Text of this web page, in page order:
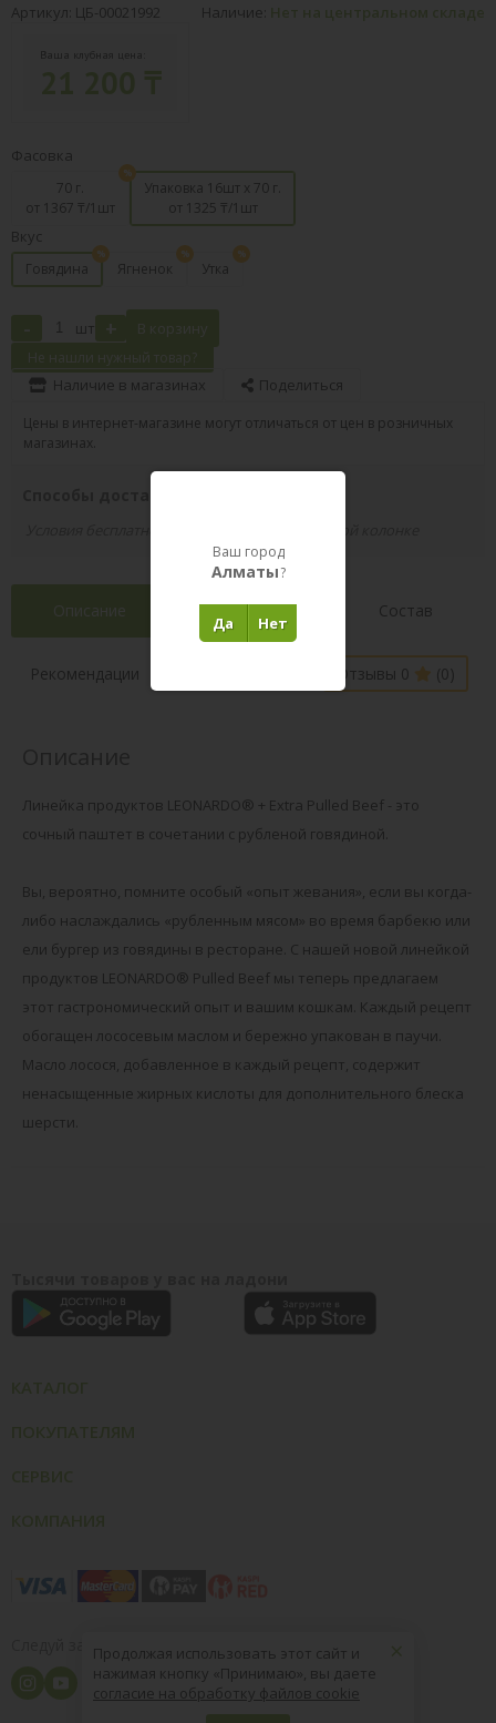
Артикул: ЦБ-00021992 Наличие: Нет на центральном складе
Ваша клубная цена:
Фасовка
70 г.
от 1367 ₸/1шт
Упаковка 16шт х 70 г.
от 1325 ₸/1шт
Вкус
Говядина Ягненок Утка
- шт + В корзину
Не нашли нужный товар?
Наличие в магазинах Поделиться
Цены в интернет-магазине могут отличаться от цен в розничных
магазинах.
Описание Характеристики Состав
Рекомендации Отзывы 0 (0)
Линейка продуктов LEONARDO® + Extra Pulled Beef - это
сочный паштет в сочетании с рубленой говядиной.
Вы, вероятно, помните особый «опыт жевания», если вы когда-
либо наслаждались «рубленным мясом» во время барбекю или
ели бургер из говядины в ресторане. С нашей новой линейкой
продуктов LEONARDO® Pulled Beef мы теперь предлагаем
этот гастрономический опыт и вашим кошкам. Каждый рецепт
обогащен лососевым маслом и бережно упакован в паучи.
Масло лосося, добавленное в каждый рецепт, содержит
ненасыщенные жирных кислоты для дополнительного блеска
шерсти.
Следуй за нами ×
Продолжая использовать этот сайт и
нажимая кнопку «Принимаю», вы даете
согласие на обработку файлов cookie
Ваш город
Алматы?
Нет
Да